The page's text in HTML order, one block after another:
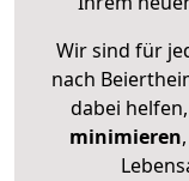
Wir sind für
nach
dabei helfen,
minimieren